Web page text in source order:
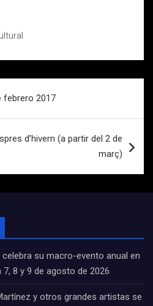
febrero 2017
d’hivern (a partir del 2 de
març)
su macro-evento anual en
8 y 9 de agosto de 2026
y otros grandes artistas se